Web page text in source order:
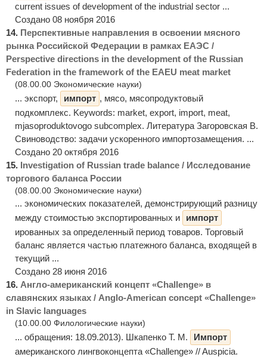
current issues of development of the industrial sector ...
Создано 08 ноября 2016
14. Перспективные направления в освоении мясного
рынка Российской Федерации в рамках ЕАЭС /
Perspective directions in the development of the Russian
Federation in the framework of the EAEU meat market
(08.00.00 Экономические науки)
... экспорт, импорт , мясо, мясопродуктовый
подкомплекс. Keywords: market, export, import, meat,
mjasoproduktovogo subcomplex. Литература Загоровская В.
Свиноводство: задачи ускоренного импортозамещения. ...
Создано 20 октября 2016
15. Investigation of Russian trade balance / Исследование
торгового баланса России
(08.00.00 Экономические науки)
... экономических показателей, демонстрирующий разницу
между стоимостью экспортированных и
импорт
ированных за определенный период товаров. Торговый
баланс является частью платежного баланса, входящей в
текущий ...
Создано 28 июня 2016
16. Англо-американский концепт «Сhallenge» в
славянских языках / Anglo-American concept «Challenge»
in Slavic languages
(10.00.00 Филологические науки)
... обращения: 18.09.2013). Шкапенко Т. М.
Импорт
американского лингвоконцепта «Challenge» // Auspicia.